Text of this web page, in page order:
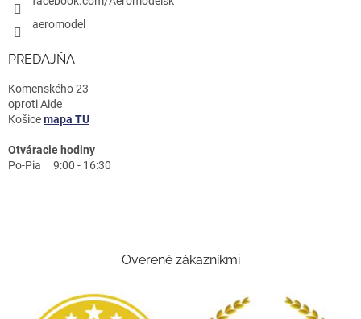
aeromodel
PREDAJŇA
Komenského 23
oproti Aide
Košicemapa TU
Otváracie hodiny
Po-Pia 9:00 - 16:30
Overené zákazníkmi